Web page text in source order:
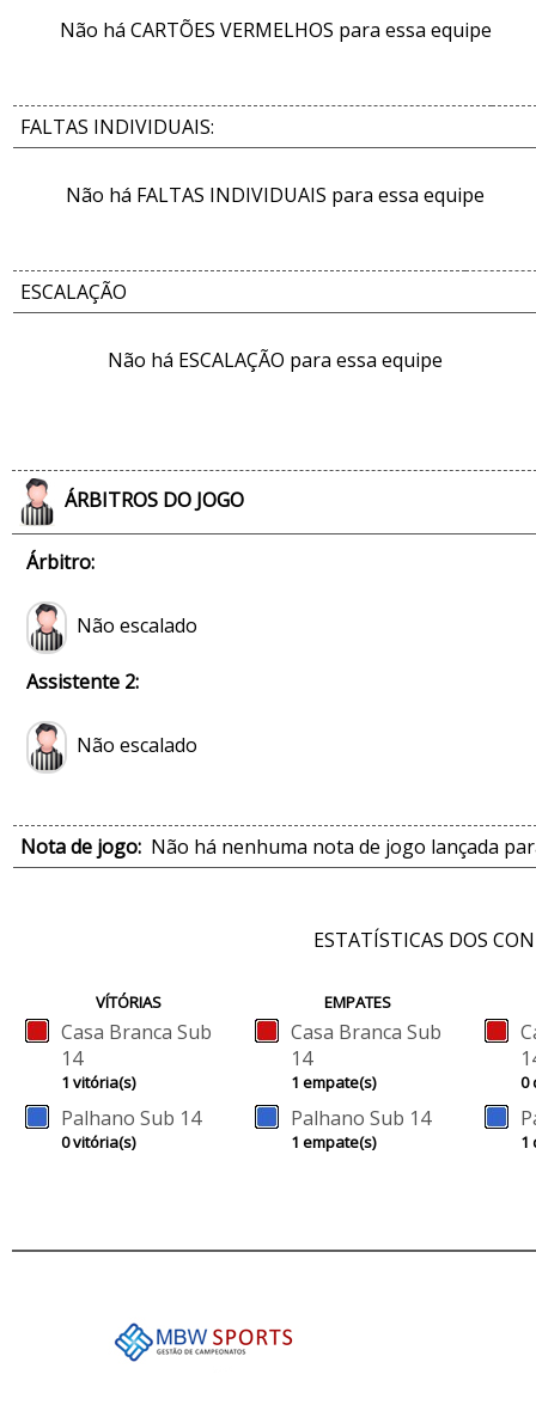
Não há CARTÕES VERMELHOS para essa equipe
FALTAS INDIVIDUAIS:
Não há FALTAS INDIVIDUAIS para essa equipe
ESCALAÇÃO
Não há ESCALAÇÃO para essa equipe
ÁRBITROS DO JOGO
Árbitro:
Não escalado
Assistente 2:
Não escalado
Nota de jogo: Não há nenhuma nota de jogo lançada
ESTATÍSTICAS DOS
VÍTÓRIAS
Casa Branca Sub
14
1 vitória(s)
Palhano Sub 14
0 vitória(s)
EMPATES
Casa Branca Sub
14
1 empate(s)
Palhano Sub 14
1 empate(s)
0
1